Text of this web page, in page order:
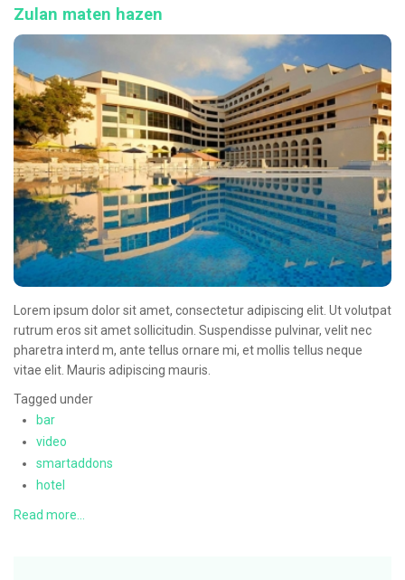
Zulan maten hazen
Lorem ipsum dolor sit amet, consectetur adipiscing elit. Ut volutpat
rutrum eros sit amet sollicitudin. Suspendisse pulvinar, velit nec
pharetra interd m, ante tellus ornare mi, et mollis tellus neque
vitae elit. Mauris adipiscing mauris.
Tagged under
bar
video
smartaddons
hotel
Read more...